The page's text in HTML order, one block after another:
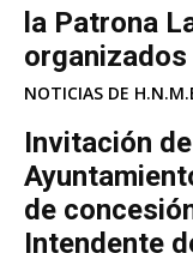
la Patrona
NOTICIAS DE
Invitación
de
Intendente